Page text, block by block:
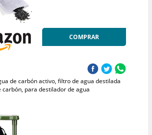
COMPRAR
de carbón activo, filtro de agua destilada
carbón, para destilador de agua